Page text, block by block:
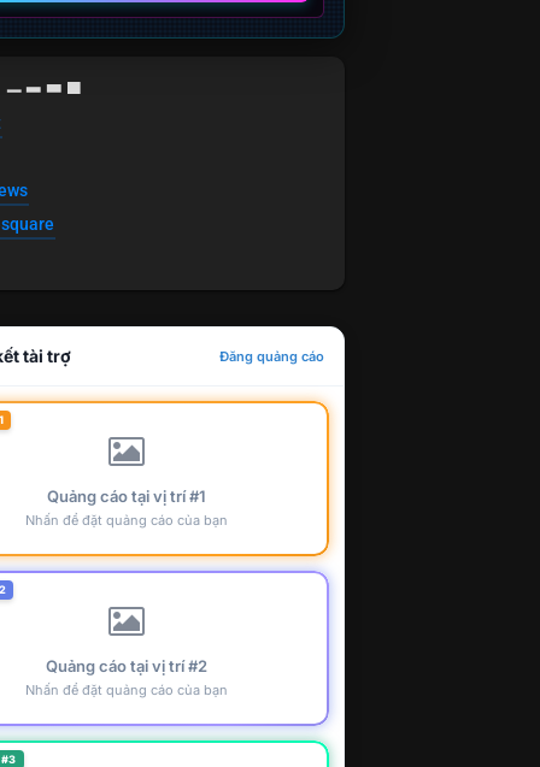
▁ ▂ ▃ ▄
tài trợ Đăng quảng cáo
Quảng cáo tại vị trí #1
Nhấn để đặt quảng cáo của bạn
Quảng cáo tại vị trí #2
Nhấn để đặt quảng cáo của bạn